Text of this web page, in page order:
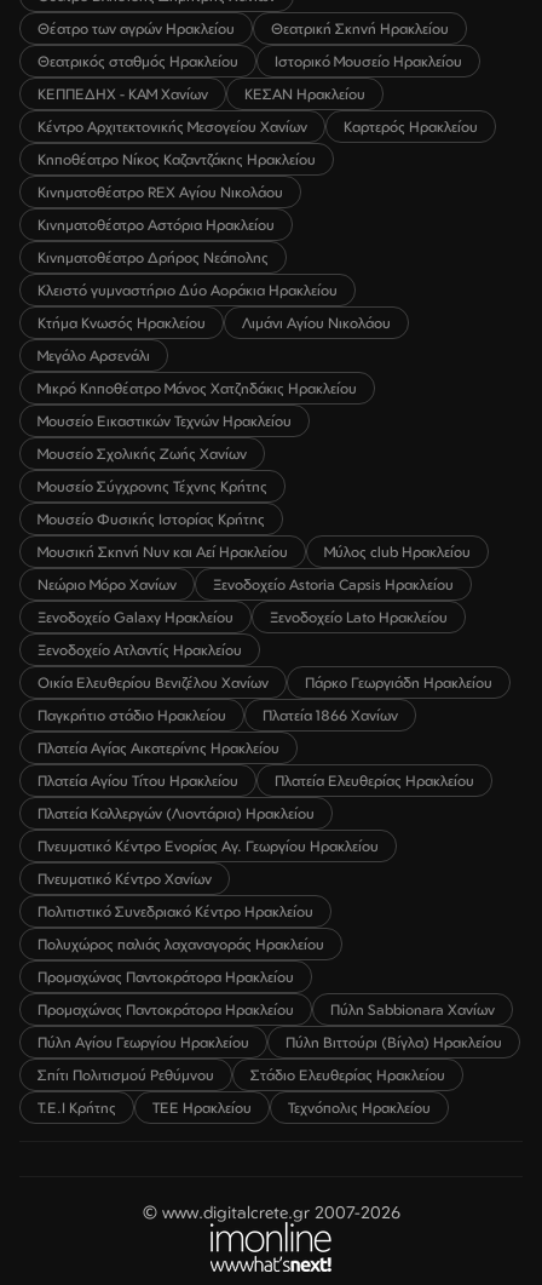
Θέατρο των αγρών Ηρακλείου
Θεατρική Σκηνή Ηρακλείου
Θεατρικός σταθμός Ηρακλείου
Ιστορικό Μουσείο Ηρακλείου
ΚΕΠΠΕΔΗΧ - ΚΑΜ Χανίων
ΚΕΣΑΝ Ηρακλείου
Κέντρο Αρχιτεκτονικής Μεσογείου Χανίων
Καρτερός Ηρακλείου
Κηποθέατρο Νίκος Καζαντζάκης Ηρακλείου
Κινηματοθέατρο REX Αγίου Νικολάου
Κινηματοθέατρο Αστόρια Ηρακλείου
Κινηματοθέατρο Δρήρος Νεάπολης
Κλειστό γυμναστήριο Δύο Αοράκια Ηρακλείου
Κτήμα Κνωσός Ηρακλείου
Λιμάνι Αγίου Νικολάου
Μεγάλο Αρσενάλι
Μικρό Κηποθέατρο Μάνος Χατζηδάκις Ηρακλείου
Μουσείο Εικαστικών Τεχνών Ηρακλείου
Μουσείο Σχολικής Ζωής Χανίων
Μουσείο Σύγχρονης Τέχνης Κρήτης
Μουσείο Φυσικής Ιστορίας Κρήτης
Μουσική Σκηνή Νυν και Αεί Ηρακλείου
Μύλος club Ηρακλείου
Νεώριο Μόρο Χανίων
Ξενοδοχείο Astoria Capsis Ηρακλείου
Ξενοδοχείο Galaxy Ηρακλείου
Ξενοδοχείο Lato Ηρακλείου
Ξενοδοχείο Ατλαντίς Ηρακλείου
Οικία Ελευθερίου Βενιζέλου Χανίων
Πάρκο Γεωργιάδη Ηρακλείου
Παγκρήτιο στάδιο Ηρακλείου
Πλατεία 1866 Χανίων
Πλατεία Αγίας Αικατερίνης Ηρακλείου
Πλατεία Αγίου Τίτου Ηρακλείου
Πλατεία Ελευθερίας Ηρακλείου
Πλατεία Καλλεργών (Λιοντάρια) Ηρακλείου
Πνευματικό Κέντρο Ενορίας Αγ. Γεωργίου Ηρακλείου
Πνευματικό Κέντρο Χανίων
Πολιτιστικό Συνεδριακό Κέντρο Ηρακλείου
Πολυχώρος παλιάς λαχαναγοράς Ηρακλείου
Προμαχώνας Παντοκράτορα Ηρακλείου
Προμαχώνας Παντοκράτορα Ηρακλείου
Πύλη Sabbionara Χανίων
Πύλη Αγίου Γεωργίου Ηρακλείου
Πύλη Βιττούρι (Βίγλα) Ηρακλείου
Σπίτι Πολιτισμού Ρεθύμνου
Στάδιο Ελευθερίας Ηρακλείου
Τ.Ε.Ι Κρήτης
ΤΕΕ Ηρακλείου Τεχνόπολις Ηρακλείου
© www.digitalcrete.gr 2007-2026